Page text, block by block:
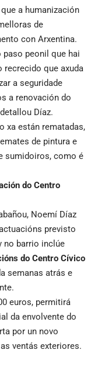
a humanización
de
con Arxentina.
paso peonil que hai
recrecido que axuda
a seguridade
a renovación do
Díaz.
xa están rematadas,
de pintura e
sumidoiros, como é
do Centro
Noemí Díaz
previsto
no barrio inclúe
do Centro Cívico
semanas atrás e
euros, permitirá
da envolvente do
por un novo
ventás exteriores.